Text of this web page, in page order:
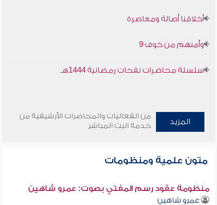
أخلاقنا أصالة ومعاصرة
وأمنهم من خوف 9
سلسلة محاضرات نفحات رمضانية 1444هـ
المزيد
من الفعاليات والمحاضرات الأرشيفية من
خدمة البث المباشر
متون علمية ومنظومات
منظومة عقود رسم المفتي بصوت: عمرو شاهين
عمرو شاهين